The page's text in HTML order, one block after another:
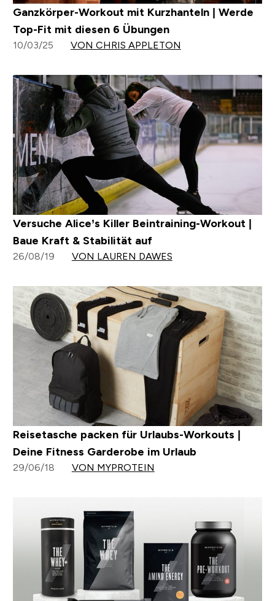
Ganzkörper-Workout mit Kurzhanteln | Werde
Top-Fit mit diesen 6 Übungen
10/03/25 VON CHRIS APPLETON
Versuche Alice’s Killer Beintraining-Workout |
Baue Kraft & Stabilität auf
26/08/19 VON LAUREN DAWES
Reisetasche packen für Urlaubs-Workouts |
Deine Fitness Garderobe im Urlaub
29/06/18 VON MYPROTEIN